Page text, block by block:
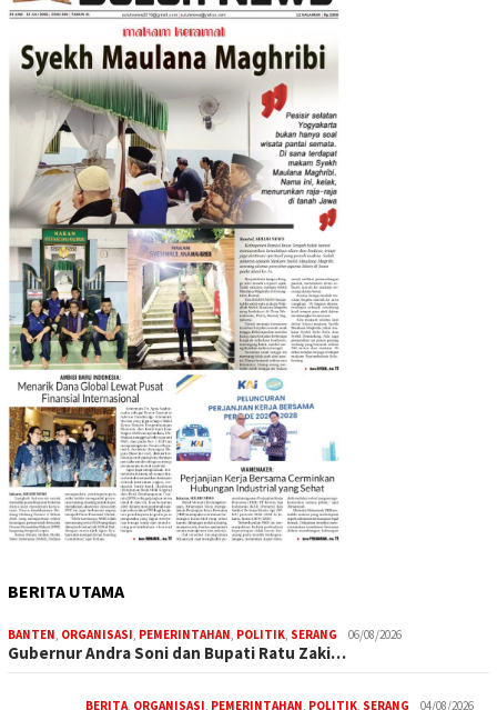
BERITA UTAMA
BANTEN, ORGANISASI, PEMERINTAHAN, POLITIK, SERANG 06/08/2026
Gubernur Andra Soni dan Bupati Ratu Zaki…
BERITA, ORGANISASI, PEMERINTAHAN, POLITIK, SERANG 04/08/2026